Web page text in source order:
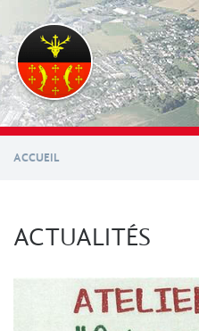
contenu
principal
ACCUEIL
ACTUALITÉS